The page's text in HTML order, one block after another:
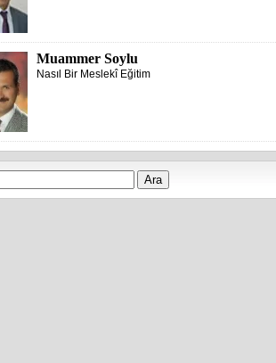
Muammer Soylu
Nasıl Bir Meslekî Eğitim